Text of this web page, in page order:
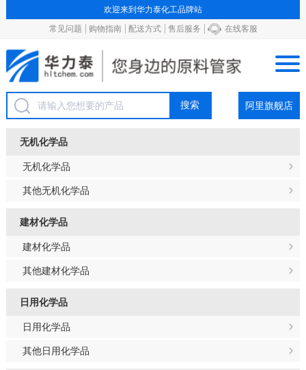
欢迎来到华力泰化工品牌站
常见问题
购物指南 配送方式 售后服务 在线客服
阿里旗舰店
无机化学品
无机化学品
其他无机化学品
建材化学品
建材化学品
其他建材化学品
日用化学品
日用化学品
其他日用化学品